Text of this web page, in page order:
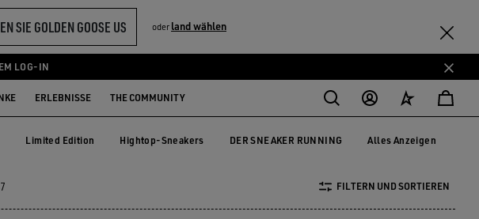
SIE GOLDEN GOOSE US oder land wählen
LOG-IN
ERLEBNISSE THE COMMUNITY
Limited Edition Hightop-Sneakers DER SNEAKER RUNNING Alles Anzeigen
FILTERN UND SORTIEREN